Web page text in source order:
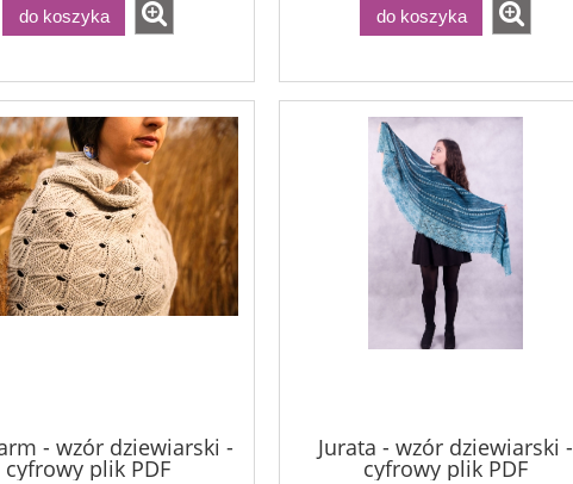
do koszyka do koszyka
- wzór dziewiarski -
cyfrowy plik PDF
Jurata - wzór dziewiarski -
cyfrowy plik PDF